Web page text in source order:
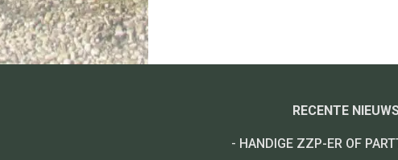
RECENTE
- HANDIGE ZZP-ER OF